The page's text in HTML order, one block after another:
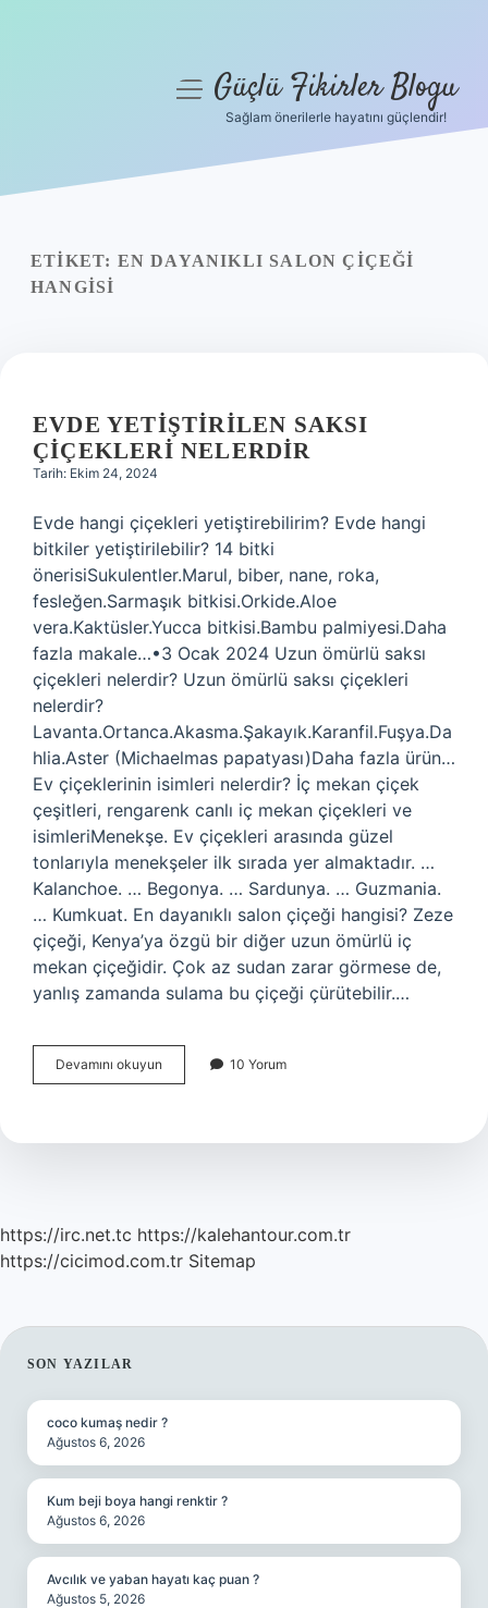
Yasal Uyarı
menüyüGüçlü Fikirler Blogu
Sağlam önerilerle hayatını güçlendir!
ETIKET: EN DAYANIKLI SALON ÇIÇEĞI
HANGISI
EVDE YETIŞTIRILEN SAKSI
ÇIÇEKLERI NELERDIR
Tarih: Ekim 24, 2024
Evde hangi çiçekleri yetiştirebilirim? Evde hangi
bitkiler yetiştirilebilir? 14 bitki
önerisiSukulentler.Marul, biber, nane, roka,
fesleğen.Sarmaşık bitkisi.Orkide.Aloe
vera.Kaktüsler.Yucca bitkisi.Bambu palmiyesi.Daha
fazla makale…•3 Ocak 2024 Uzun ömürlü saksı
çiçekleri nelerdir? Uzun ömürlü saksı çiçekleri
nelerdir?
Lavanta.Ortanca.Akasma.Şakayık.Karanfil.Fuşya.Da
hlia.Aster (Michaelmas papatyası)Daha fazla ürün…
Ev çiçeklerinin isimleri nelerdir? İç mekan çiçek
çeşitleri, rengarenk canlı iç mekan çiçekleri ve
isimleriMenekşe. Ev çiçekleri arasında güzel
tonlarıyla menekşeler ilk sırada yer almaktadır. …
Kalanchoe. … Begonya. … Sardunya. … Guzmania.
… Kumkuat. En dayanıklı salon çiçeği hangisi? Zeze
çiçeği, Kenya’ya özgü bir diğer uzun ömürlü iç
mekan çiçeğidir. Çok az sudan zarar görmese de,
yanlış zamanda sulama bu çiçeği çürütebilir.…
Devamını okuyun
Yetiştirilen
Nelerdir
10 Yorum
https://irc.net.tc https://kalehantour.com.tr
https://cicimod.com.tr Sitemap
SIDEBAR
SON YAZILAR
coco kumaş nedir ?
Ağustos 6, 2026
Kum beji boya hangi renktir ?
Ağustos 6, 2026
Avcılık ve yaban hayatı kaç puan ?
Ağustos 5, 2026